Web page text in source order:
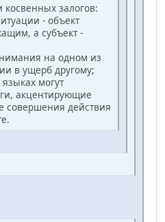
залогов:
- объект
а субъект -
на одном из
в ущерб другому;
могут
акцентирующие
совершения действия